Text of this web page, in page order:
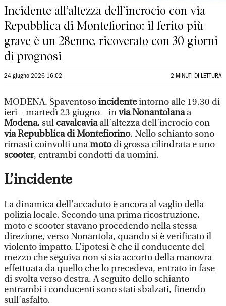
Incidente all’altezza dell’incrocio con via
Repubblica di Montefiorino: il ferito più
grave è un 28enne, ricoverato con 30 giorni
di prognosi
24 giugno 2026 16:02 2 MINUTI DI LETTURA
MODENA. Spaventosoincidenteintorno alle 19.30 di
ieri – martedì 23 giugno – invia Nonantolanaa
Modena, sul cavalcaviaall’altezza dell’incrocio con
via Repubblica di Montefiorino. Nello schianto sono
rimasti coinvolti unamotodi grossa cilindrata e uno
scooter, entrambi condotti da uomini.
L’incidente
La dinamica dell’accaduto è ancora al vaglio della
polizia locale. Secondo una prima ricostruzione,
moto e scooter stavano procedendo nella stessa
direzione, verso Nonantola, quando si è verificato il
violento impatto. L’ipotesi è che il conducente del
mezzo che seguiva non si sia accorto della manovra
effettuata da quello che lo precedeva, entrato in fase
di svolta verso destra. A seguito dello schianto
entrambi i conducenti sono stati sbalzati, finendo
sull’asfalto.